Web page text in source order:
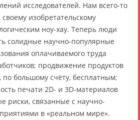
исследователей. Нам всего-то
изобретательскому
ноу-хау. Теперь люди
солидные научно-популярные
оплачиваемого труда
продвижение продуктов
большому счёту, бесплатным;
печати 2D- и 3D-материалов
риски, связанные с научно-
в «реальном мире».